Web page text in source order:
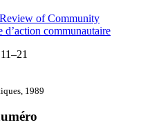
of Community
communautaire
1989